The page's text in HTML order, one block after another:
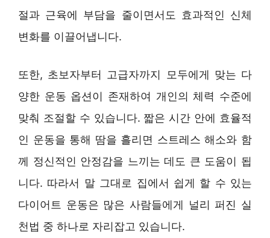
절과 근육에 부담을 줄이면서도 효과적인 신체
변화를 이끌어냅니다.
또한, 초보자부터 고급자까지 모두에게 맞는 다
양한 운동 옵션이 존재하여 개인의 체력 수준에
맞춰 조절할 수 있습니다. 짧은 시간 안에 효율적
인 운동을 통해 땀을 흘리면 스트레스 해소와 함
께 정신적인 안정감을 느끼는 데도 큰 도움이 됩
니다. 따라서 말 그대로 집에서 쉽게 할 수 있는
다이어트 운동은 많은 사람들에게 널리 퍼진 실
천법 중 하나로 자리잡고 있습니다.